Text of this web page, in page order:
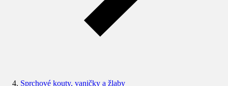
Sprchové kouty, vaničky a žlaby